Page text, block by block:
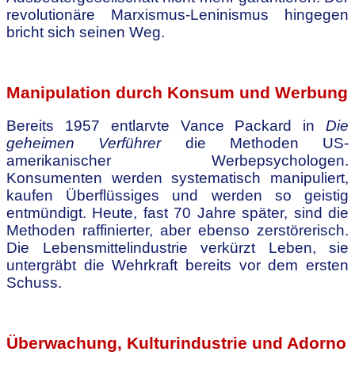
revolutionäre Marxismus-Leninismus hingegen
bricht sich seinen Weg.
Manipulation durch Konsum und Werbung
Bereits 1957 entlarvte Vance Packard in Die
geheimen Verführerdie Methoden US-
amerikanischer Werbepsychologen.
Konsumenten werden systematisch manipuliert,
kaufen Überflüssiges und werden so geistig
entmündigt. Heute, fast 70 Jahre später, sind die
Methoden raffinierter, aber ebenso zerstörerisch.
Die Lebensmittelindustrie verkürzt Leben, sie
untergräbt die Wehrkraft bereits vor dem ersten
Schuss.
Überwachung, Kulturindustrie und Adorno